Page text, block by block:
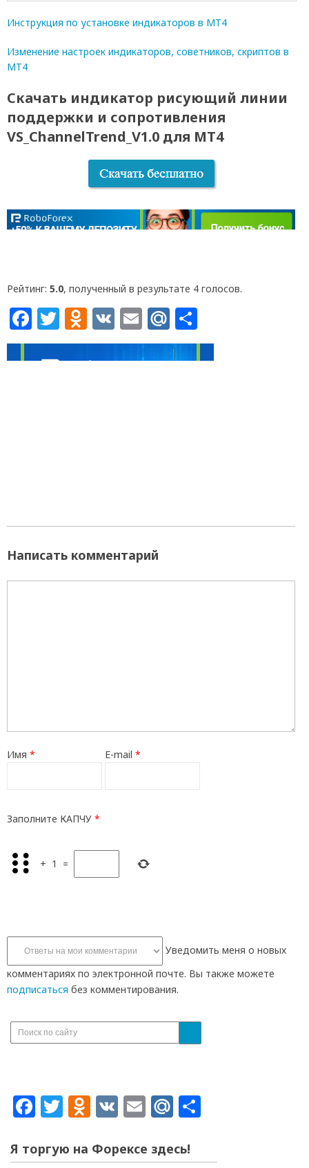
Инструкция по установке индикаторов в МТ4
Изменение настроек индикаторов, советников, скриптов в
МТ4
Скачать индикатор рисующий линии
поддержки и сопротивления
VS_ChannelTrend_V1.0 для МТ4
Рейтинг: 5.0, полученный в результате 4 голосов.
Facebook
Twitter
Odnoklassniki
VK EmailMail.Ru
Написать комментарий
Имя* E-mail*
Заполните КАПЧУ *
+ 1 =
Уведомить меня о новых
комментариях по электронной почте. Вы также можете
подписаться без комментирования.
Facebook
Twitter
Odnoklassniki
VK EmailMail.Ru
Я торгую на Форексе здесь!